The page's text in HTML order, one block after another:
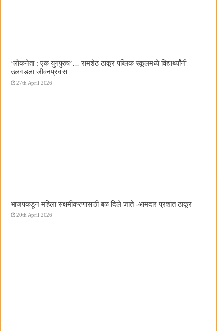
‌‘लोकनेता : एक युगपुरुष‌’… रामशेठ ठाकूर पब्लिक स्कूलमध्ये विद्यार्थ्यांनी
उलगडला जीवनप्रवास
27th April 2026
भाजपकडून महिला सक्षमीकरणासाठी बळ दिले जाते -आमदार प्रशांत ठाकूर
20th April 2026